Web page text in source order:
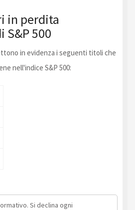
in perdita
500
in evidenza i seguenti titoli che
nell'indice S&P 500:
Si declina ogni